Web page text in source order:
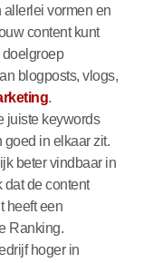
allerlei vormen en
content kunt
blogposts, vlogs,
.
juiste keywords
goed in elkaar zit.
beter vindbaar in
dat de content
heeft een
Ranking.
hoger in